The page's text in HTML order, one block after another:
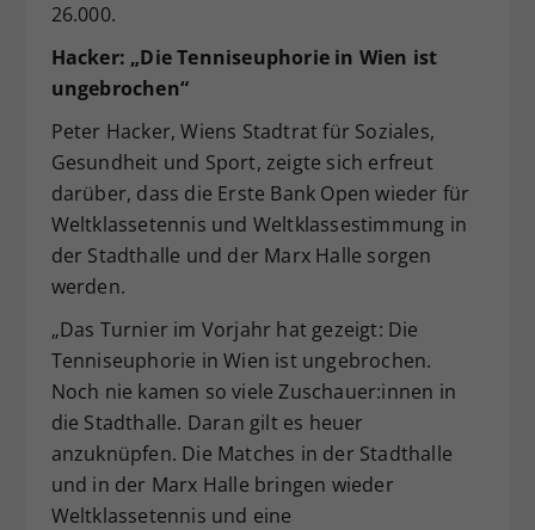
26.000.
Hacker: „Die Tenniseuphorie in Wien ist
ungebrochen“
Peter Hacker, Wiens Stadtrat für Soziales,
Gesundheit und Sport, zeigte sich erfreut
darüber, dass die Erste Bank Open wieder für
Weltklassetennis und Weltklassestimmung in
der Stadthalle und der Marx Halle sorgen
werden.
„Das Turnier im Vorjahr hat gezeigt: Die
Tenniseuphorie in Wien ist ungebrochen.
Noch nie kamen so viele Zuschauer:innen in
die Stadthalle. Daran gilt es heuer
anzuknüpfen. Die Matches in der Stadthalle
und in der Marx Halle bringen wieder
Weltklassetennis und eine